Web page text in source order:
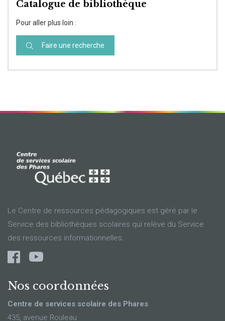
Catalogue de bibliothèque
Pour aller plus loin :
Faire une recherche
Le Centre de ressources pédagogiques est géré par le
Service des bibliothèques scolaires qui relève du Service
des ressources informationnelles.
Nos coordonnées
Centre de services scolaire des Phares
435, avenue Rouleau